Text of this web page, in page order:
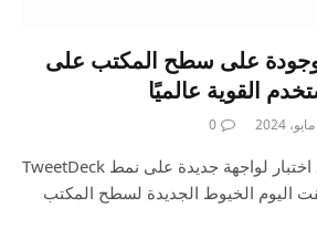
على سطح المكتب على
القوية عالميًا
0
بعد أسبوعين من إطلاق اختبار لواجهة جديدة على نمط TweetDeck
اليوم الخيوط الجديدة لسطح المكتب